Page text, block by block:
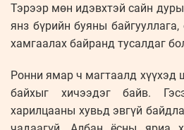
Тэрээр мөн идэвхтэй сайн
янз бүрийн буяны байгууллага,
хамгаалах байранд тусалдаг
Ронни ямар ч магтаалд хүүхэд
байхыг хичээдэг байв.
харилцааны хувьд эвгүй